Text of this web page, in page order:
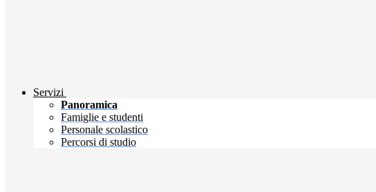
Servizi
Panoramica
Famiglie e studenti
Personale scolastico
Percorsi di studio